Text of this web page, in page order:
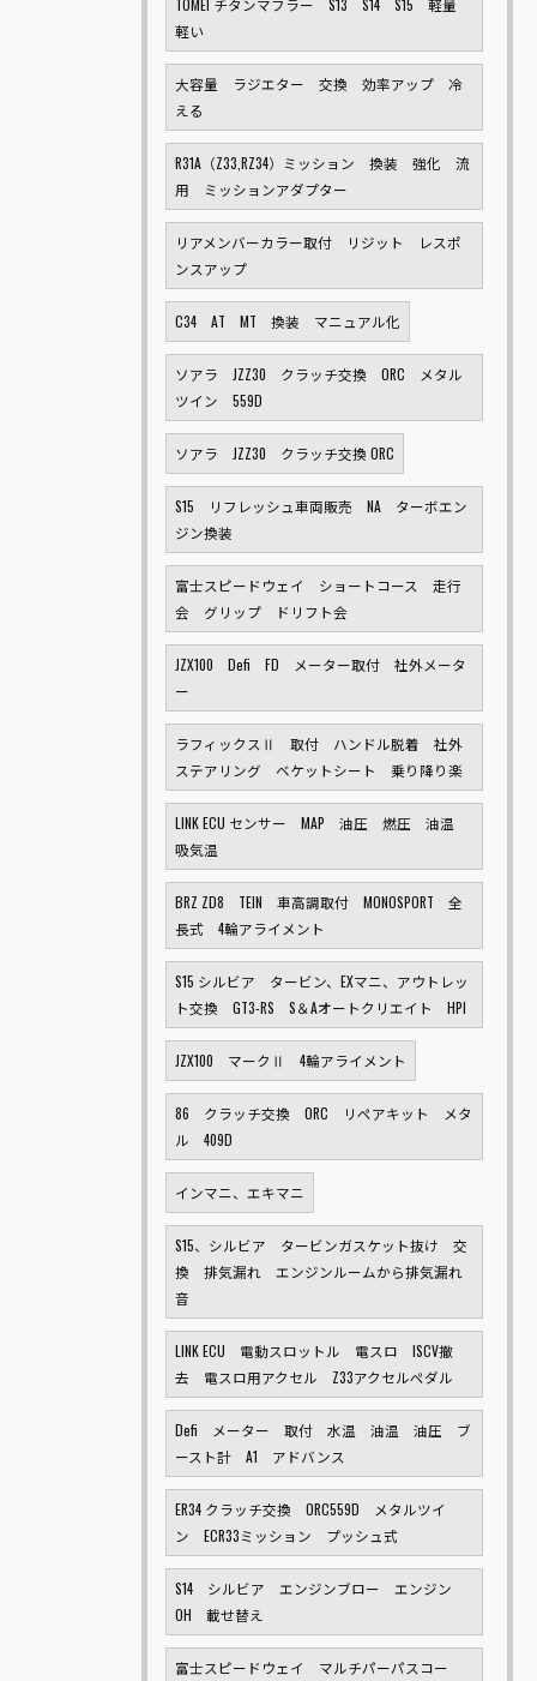
TOMEI チタンマフラー S13 S14 S15 軽量
軽い
大容量 ラジエター 交換 効率アップ 冷
える
R31A（Z33,RZ34）ミッション 換装 強化 流
用 ミッションアダプター
リアメンバーカラー取付 リジット レスポ
ンスアップ
C34 AT MT 換装 マニュアル化
ソアラ JZZ30 クラッチ交換 ORC メタル
ツイン 559D
ソアラ JZZ30 クラッチ交換 ORC
S15 リフレッシュ車両販売 NA ターボエン
ジン換装
富士スピードウェイ ショートコース 走行
会 グリップ ドリフト会
JZX100 Defi FD メーター取付 社外メータ
ー
ラフィックスⅡ 取付 ハンドル脱着 社外
ステアリング ベケットシート 乗り降り楽
LINK ECU センサー MAP 油圧 燃圧 油温
吸気温
BRZ ZD8 TEIN 車高調取付 MONOSPORT 全
長式 4輪アライメント
S15 シルビア タービン、EXマニ、アウトレッ
ト交換 GT3-RS S＆Aオートクリエイト HPI
JZX100 マークⅡ 4輪アライメント
86 クラッチ交換 ORC リペアキット メタ
ル 409D
インマニ、エキマニ
S15、シルビア タービンガスケット抜け 交
換 排気漏れ エンジンルームから排気漏れ
音
LINK ECU 電動スロットル 電スロ ISCV撤
去 電スロ用アクセル Z33アクセルペダル
Defi メーター 取付 水温 油温 油圧 ブ
ースト計 A1 アドバンス
ER34 クラッチ交換 ORC559D メタルツイ
ン ECR33ミッション プッシュ式
S14 シルビア エンジンブロー エンジン
OH 載せ替え
富士スピードウェイ マルチパーパスコー